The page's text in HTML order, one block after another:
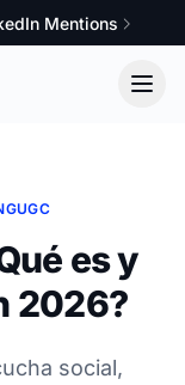
Mentions
UGC
es y
2026?
social,